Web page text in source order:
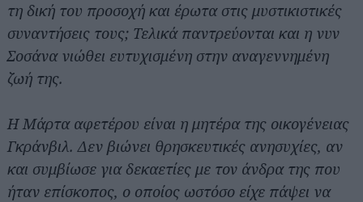
τη δική του προσοχή και έρωτα στις μυστικιστικές
συναντήσεις τους; Τελικά παντρεύονται και η νυν
Σοσάνα νιώθει ευτυχισμένη στην αναγεννημένη
ζωή της.
Η Μάρτα αφετέρου είναι η μητέρα της οικογένειας
Γκράνβιλ. Δεν βιώνει θρησκευτικές ανησυχίες, αν
και συμβίωσε για δεκαετίες με τον άνδρα της που
ήταν επίσκοπος, ο οποίος ωστόσο είχε πάψει να